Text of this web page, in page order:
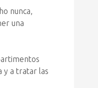
nunca,
una
y a tratar las